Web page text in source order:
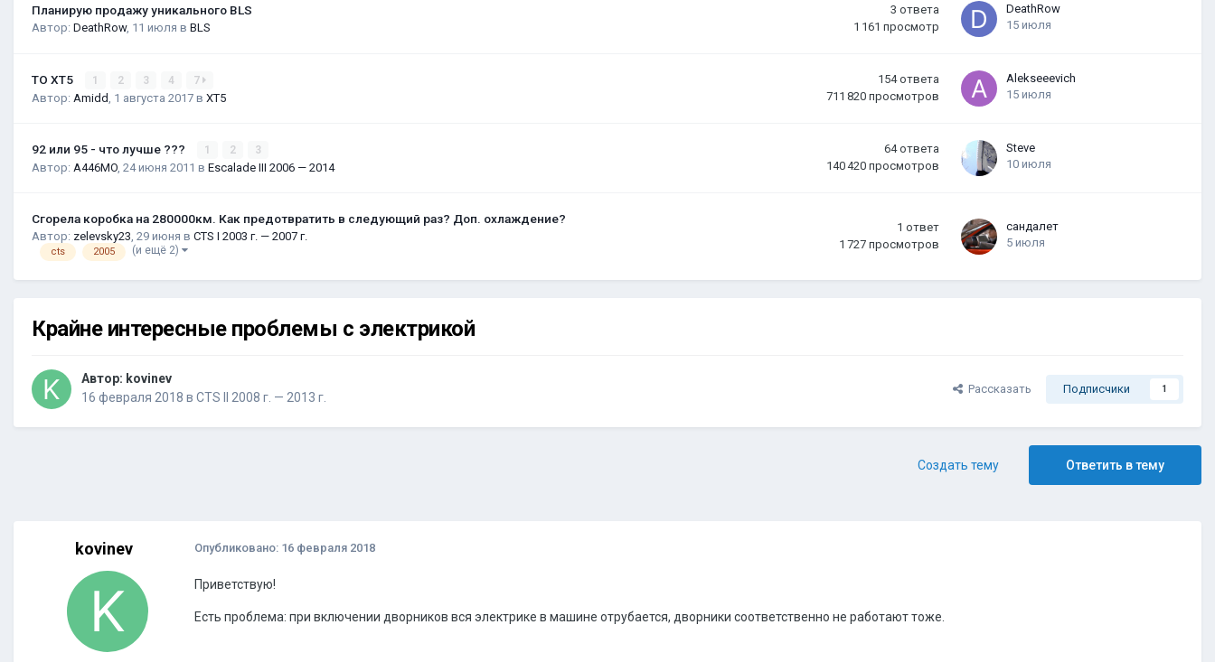
Планирую продажу уникального BLS
Автор: DeathRow, 11 июля в BLS
3 ответа
1 161 просмотр
DeathRow
15 июля
ТО XT5 1 2 3 4 7
Автор: Amidd 1 августа 2017 в XT5
154 ответа
711 820 просмотров
Alekseeevich
15 июля
92 или 95 - что лучше ??? 1 2 3
Автор: A446MO 24 июня 2011 в Escalade III 2006 — 2014
64 ответа
140 420 просмотров
Steve
10 июля
Сгорела коробка на 280000км. Как предотвратить в следующий раз? Доп. охлаждение?
Автор: zelevsky23 29 июня в CTS I 2003 г. — 2007 г.
cts 2005 (и ещё 2)
1 ответ
1 727 просмотров
сандалет
5 июля
Крайне интересные проблемы с электрикой
Автор: kovinev
16 февраля 2018 в CTS II 2008 г. — 2013 г.
Рассказать Подписчики 1
Ответить в тему
Создать тему
kovinev Опубликовано: 16 февраля 2018
Приветствую!
Есть проблема: при включении дворников вся электрике в машине отрубается, дворники соответственно не работают тоже.